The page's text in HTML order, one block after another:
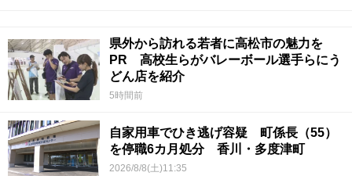
県外から訪れる若者に高松市の魅力を
PR 高校生らがバレーボール選手らにう
どん店を紹介
5時間前
自家用車でひき逃げ容疑 町係長（55）
を停職6カ月処分 香川・多度津町
2026/8/8(土)11:35